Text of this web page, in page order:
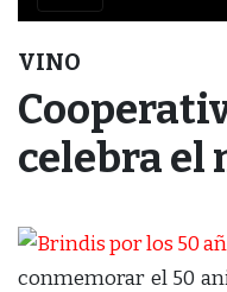
VINO
celebra el
conmemorar el 50